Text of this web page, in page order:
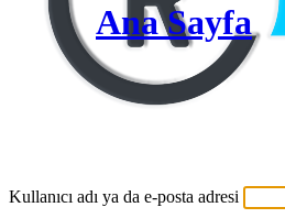
Ana Sayfa
Kullanıcı adı ya da e-posta adresi